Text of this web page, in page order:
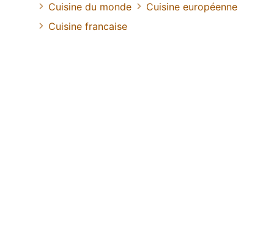
Cuisine du monde
Cuisine européenne
Cuisine francaise